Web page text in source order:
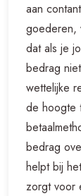
aan
goederen,
dat als je
bedrag
wettelijke
de hoogte
bedrag
helpt bij
zorgt voor